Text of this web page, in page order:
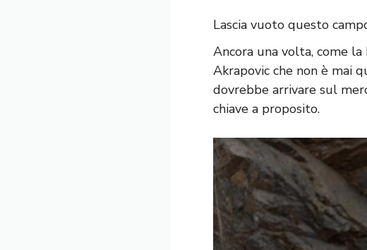
Lascia vuoto questo
Ancora una volta, come
Akrapovic che non è mai
dovrebbe arrivare sul
chiave a proposito.